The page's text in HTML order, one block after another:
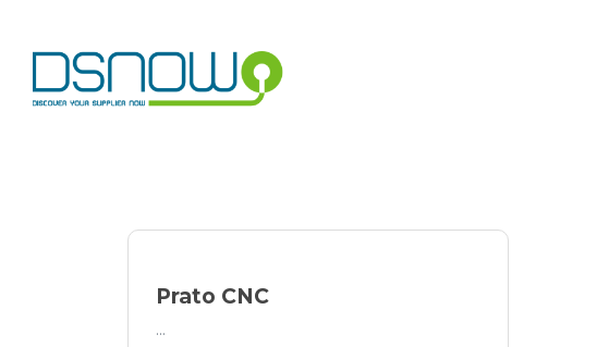
content
Prato CNC
...